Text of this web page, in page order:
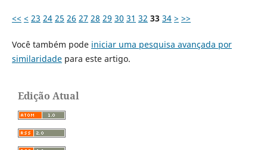
<< < 23 24 25 26 27 28 29 30 31 32 33 34 > >>
Você também pode iniciar uma pesquisa avançada por
similaridadepara este artigo.
Edição Atual